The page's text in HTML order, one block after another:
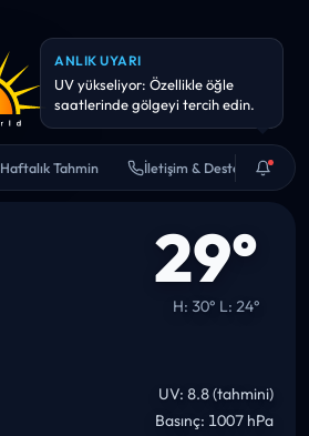
Haftalık Tahmin İletişim & Destek
ANLIK UYARI
Hava kalitesi hassas kişiler için
riskli olabilir. Uzun süreli dış
29°
H: 30° L: 24°
UV: 8.8 (tahmini)
Basınç: 1007 hPa